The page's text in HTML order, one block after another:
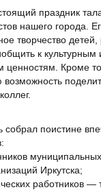
праздник
нашего города.
творчество детей,
к культурным
ценностям. Кроме
возможность
собрал поистине
Иркутска;
работников —